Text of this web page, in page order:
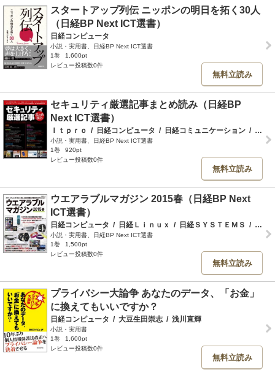
スタートアップ列伝 ニッポンの明日を拓く30人
（日経BP Next ICT選書）
日経コンピュータ
小説・実用書、日経BP Next ICT選書
1巻
1,600pt
レビュー投稿数0件
無料立読み
セキュリティ厳選記事まとめ読み（日経BP
Next ICT選書）
Ｉｔｐｒｏ / 日経コンピュータ / 日経コミュニケーション /
小説・実用書、日経BP Next ICT選書
1巻
920pt
レビュー投稿数0件
無料立読み
ウエアラブルマガジン 2015春（日経BP Next
ICT選書）
日経コンピュータ / 日経Ｌｉｎｕｘ / 日経ＳＹＳＴＥＭＳ /
小説・実用書、日経BP Next ICT選書
1巻
1,500pt
レビュー投稿数0件
無料立読み
プライバシー大論争 あなたのデータ、「お金」
に換えてもいいですか？
日経コンピュータ / 大豆生田崇志 / 浅川直輝
小説・実用書
1巻
1,600pt
レビュー投稿数0件
無料立読み